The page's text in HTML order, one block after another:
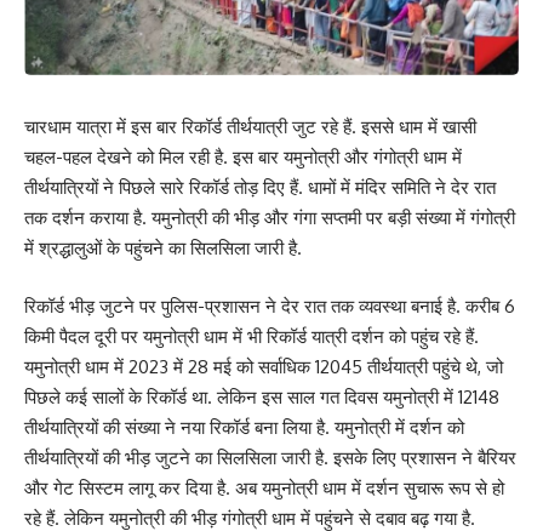
चारधाम यात्रा में इस बार रिकॉर्ड तीर्थयात्री जुट रहे हैं. इससे धाम में खासी
चहल-पहल देखने को मिल रही है. इस बार यमुनोत्री और गंगोत्री धाम में
तीर्थयात्रियों ने पिछले सारे रिकॉर्ड तोड़ दिए हैं. धामों में मंदिर समिति ने देर रात
तक दर्शन कराया है. यमुनोत्री की भीड़ और गंगा सप्तमी पर बड़ी संख्या में गंगोत्री
में श्रद्धालुओं के पहुंचने का सिलसिला जारी है.
रिकॉर्ड भीड़ जुटने पर पुलिस-प्रशासन ने देर रात तक व्यवस्था बनाई है. करीब 6
किमी पैदल दूरी पर यमुनोत्री धाम में भी रिकॉर्ड यात्री दर्शन को पहुंच रहे हैं.
यमुनोत्री धाम में 2023 में 28 मई को सर्वाधिक 12045 तीर्थयात्री पहुंचे थे, जो
पिछले कई सालों के रिकॉर्ड था. लेकिन इस साल गत दिवस यमुनोत्री में 12148
तीर्थयात्रियों की संख्या ने नया रिकॉर्ड बना लिया है. यमुनोत्री में दर्शन को
तीर्थयात्रियों की भीड़ जुटने का सिलसिला जारी है. इसके लिए प्रशासन ने बैरियर
और गेट सिस्टम लागू कर दिया है. अब यमुनोत्री धाम में दर्शन सुचारू रूप से हो
रहे हैं. लेकिन यमुनोत्री की भीड़ गंगोत्री धाम में पहुंचने से दबाव बढ़ गया है.